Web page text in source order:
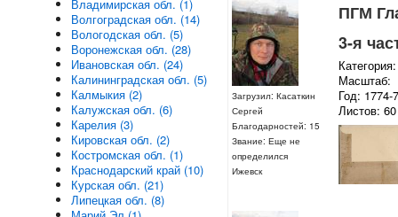
Загрузил: Касаткин
Сергей
Благодарностей: 15
Звание: Еще не
определился
Ижевск
ПГМ
3-я
Масштаб:
Год: 1774-
Листов: 60
Владимирская обл. (1)
Волгоградская обл. (14)
Вологодская обл. (5)
Воронежская обл. (28)
Ивановская обл. (24)
Калининградская обл. (5)
Калмыкия (2)
Калужская обл. (6)
Карелия (3)
Кировская обл. (2)
Костромская обл. (1)
Краснодарский край (10)
Курская обл. (21)
Липецкая обл. (8)